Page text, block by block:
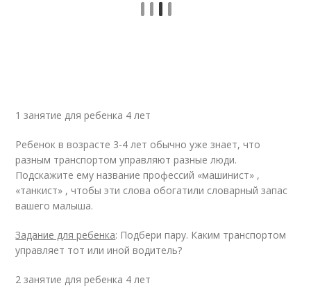
1 занятие для ребенка 4 лет
Ребенок в возрасте 3-4 лет обычно уже знает, что
разным транспортом управляют разные люди.
Подскажите ему название профессий «машинист» ,
«танкист» , чтобы эти слова обогатили словарный запас
вашего малыша.
Задание для ребенка: Подбери пару. Каким транспортом
управляет тот или иной водитель?
2 занятие для ребенка 4 лет